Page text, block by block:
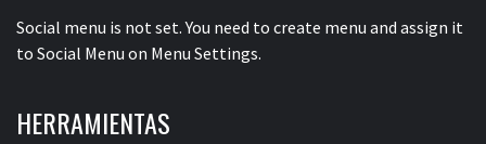
Social menu is not set. You need to create menu and assign it
to Social Menu on Menu Settings.
HERRAMIENTAS